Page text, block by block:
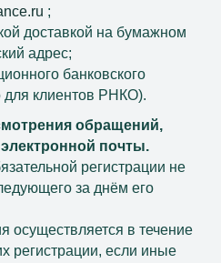
;
доставкой на бумажном
адрес;
банковского
для клиентов РНКО).
обращений,
почты.
регистрации не
за днём его
осуществляется в течение
регистрации, если иные